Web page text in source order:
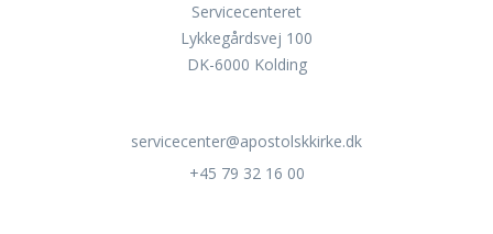
Servicecenteret
Lykkegårdsvej 100
DK-6000 Kolding
servicecenter@apostolskkirke.dk
+45 79 32 16 00